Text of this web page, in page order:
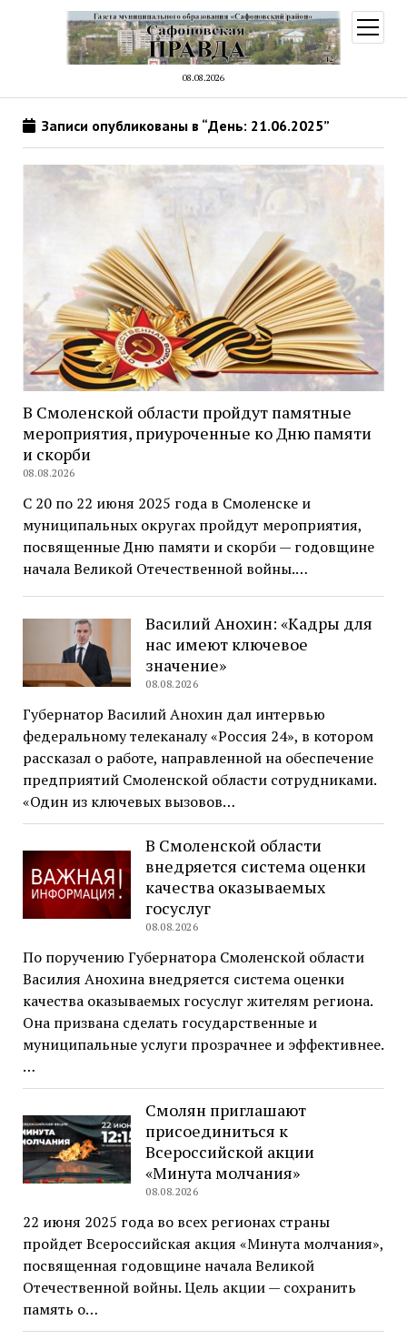
08.08.2026
меню
Записи опубликованы в “День: 21.06.2025”
В Смоленской области пройдут памятные
мероприятия, приуроченные ко Дню памяти
и скорби
08.08.2026
С 20 по 22 июня 2025 года в Смоленске и
муниципальных округах пройдут мероприятия,
посвященные Дню памяти и скорби — годовщине
начала Великой Отечественной войны.…
Василий Анохин: «Кадры для
нас имеют ключевое
значение»
08.08.2026
Губернатор Василий Анохин дал интервью
федеральному телеканалу «Россия 24», в котором
рассказал о работе, направленной на обеспечение
предприятий Смоленской области сотрудниками.
«Один из ключевых вызовов…
В Смоленской области
внедряется система оценки
качества оказываемых
госуслуг
08.08.2026
По поручению Губернатора Смоленской области
Василия Анохина внедряется система оценки
качества оказываемых госуслуг жителям региона.
Она призвана сделать государственные и
муниципальные услуги прозрачнее и эффективнее.
…
Смолян приглашают
присоединиться к
Всероссийской акции
«Минута молчания»
08.08.2026
22 июня 2025 года во всех регионах страны
пройдет Всероссийская акция «Минута молчания»,
посвященная годовщине начала Великой
Отечественной войны. Цель акции — сохранить
память о…